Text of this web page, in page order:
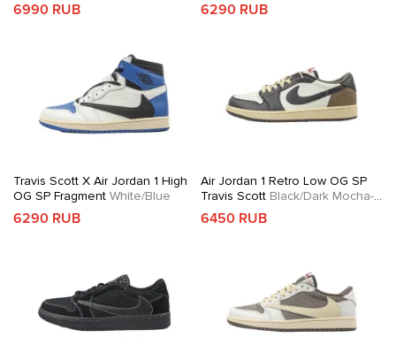
6990 RUB 6290 RUB
Travis Scott X Air Jordan 1 High
OG SP Fragment White/Blue
6290 RUB
Air Jordan 1 Retro Low OG SP
Travis ScottBlack/Dark Mocha-
University Red
6450 RUB